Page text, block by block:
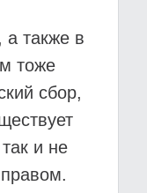
а также в
тоже
сбор,
и не